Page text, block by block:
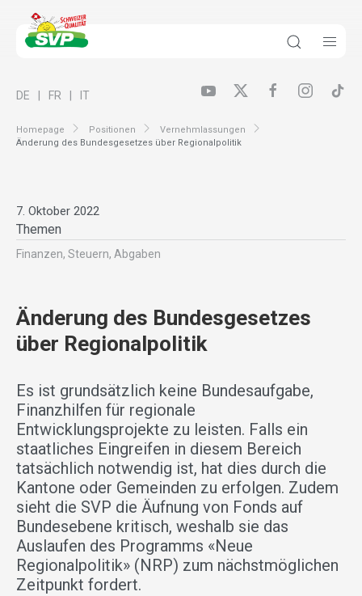
Homepage Positionen
Vernehmlassungen
Änderung des Bundesgesetzes über Regionalpolitik
DE FR IT
7. Oktober 2022
Themen
Finanzen, Steuern, Abgaben
Änderung des Bundesgesetzes
über Regionalpolitik
Es ist grundsätzlich keine Bundesaufgabe,
Finanzhilfen für regionale
Entwicklungsprojekte zu leisten. Falls ein
staatliches Eingreifen in diesem Bereich
tatsächlich notwendig ist, hat dies durch die
Kantone oder Gemeinden zu erfolgen. Zudem
sieht die SVP die Äufnung von Fonds auf
Bundesebene kritisch, weshalb sie das
Auslaufen des Programms «Neue
Regionalpolitik» (NRP) zum nächstmöglichen
Zeitpunkt fordert.